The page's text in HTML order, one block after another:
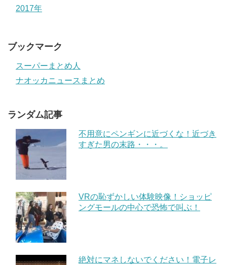
2017年
ブックマーク
スーパーまとめ人
ナオッカニュースまとめ
ランダム記事
不用意にペンギンに近づくな！近づき
すぎた男の末路・・・。
VRの恥ずかしい体験映像！ショッピ
ングモールの中心で恐怖で叫ぶ！
絶対にマネしないでください！電子レ